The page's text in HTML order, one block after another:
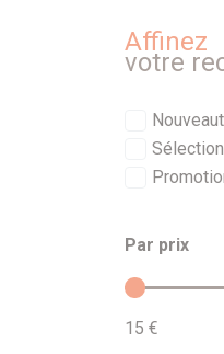
Affinez
votre
Sélection
Par prix
15 €